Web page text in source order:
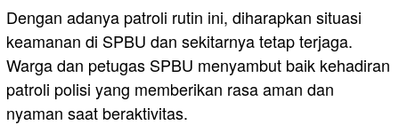
Dengan adanya patroli rutin ini, diharapkan situasi
keamanan di SPBU dan sekitarnya tetap terjaga.
Warga dan petugas SPBU menyambut baik kehadiran
patroli polisi yang memberikan rasa aman dan
nyaman saat beraktivitas.